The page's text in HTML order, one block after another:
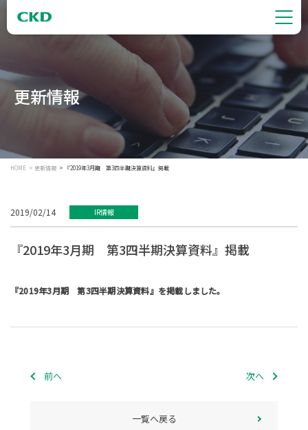
更新情報
HOME 更新情報 『2019年3月期 第3四半期決算資料』掲載
2019/02/14 IR情報
『2019年3月期 第3四半期決算資料』掲載
『2019年3月期 第3四半期決算資料』を掲載しました。
前へ 次へ
一覧へ戻る